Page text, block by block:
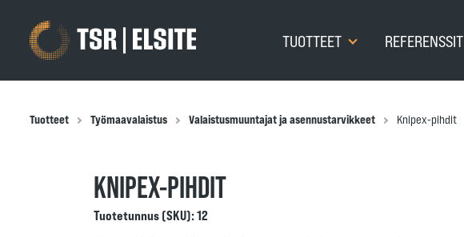
TUOTTEET REFERENSSIT
Tuotteet Työmaavalaistus Valaistusmuuntajat ja asennustarvikkeet Knipex-pihdit
KNIPEX-PIHDIT
Tuotetunnus (SKU):12